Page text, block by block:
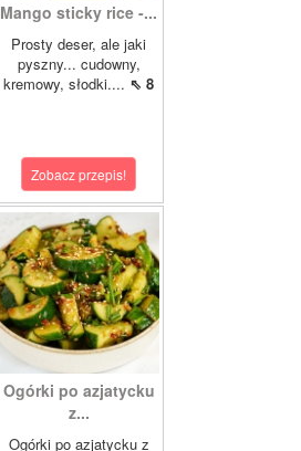
Mango sticky rice -...
Prosty deser, ale jaki
pyszny... cudowny,
kremowy, słodki.... ⇖ 8
Zobacz przepis!
Ogórki po azjatycku
z...
Ogórki po azjatycku z